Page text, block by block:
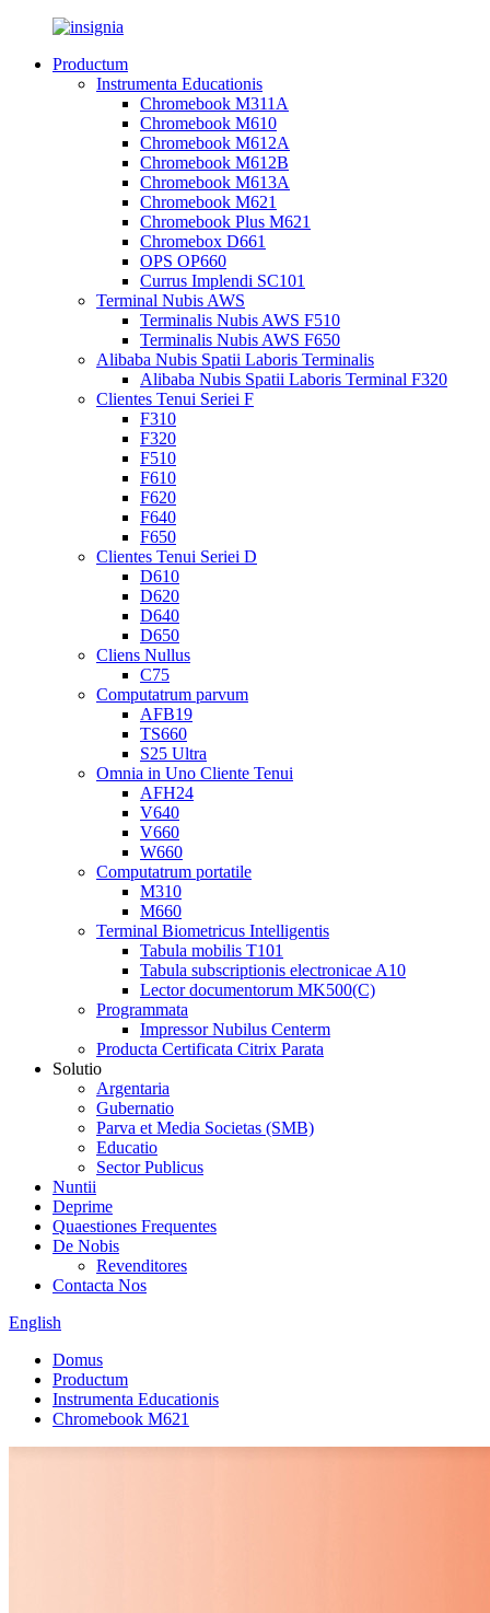
Productum
Instrumenta Educationis
Chromebook M311A
Chromebook M610
Chromebook M612A
Chromebook M612B
Chromebook M613A
Chromebook M621
Chromebook Plus M621
Chromebox D661
OPS OP660
Currus Implendi SC101
Terminal Nubis AWS
Terminalis Nubis AWS F510
Terminalis Nubis AWS F650
Alibaba Nubis Spatii Laboris Terminalis
Alibaba Nubis Spatii Laboris Terminal F320
Clientes Tenui Seriei F
F310
F320
F510
F610
F620
F640
F650
Clientes Tenui Seriei D
D610
D620
D640
D650
Cliens Nullus
C75
Computatrum parvum
AFB19
TS660
S25 Ultra
Omnia in Uno Cliente Tenui
AFH24
V640
V660
W660
Computatrum portatile
M310
M660
Terminal Biometricus Intelligentis
Tabula mobilis T101
Tabula subscriptionis electronicae A10
Lector documentorum MK500(C)
Programmata
Impressor Nubilus Centerm
Producta Certificata Citrix Parata
Solutio
Argentaria
Gubernatio
Parva et Media Societas (SMB)
Educatio
Sector Publicus
Nuntii
Deprime
Quaestiones Frequentes
De Nobis
Revenditores
Contacta Nos
English
Domus
Productum
Instrumenta Educationis
Chromebook M621